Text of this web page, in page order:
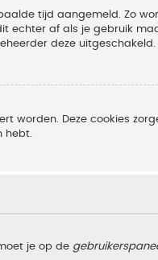
tijd aangemeld. Zo
echter af als je gebruik
deze uitgeschakeld.
worden. Deze cookies
hebt.
je op de